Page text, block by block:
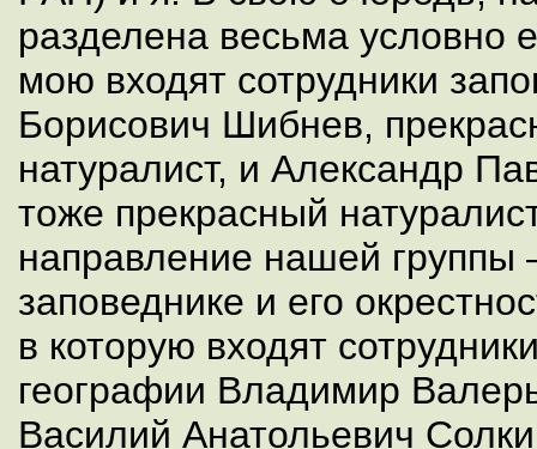
разделена весьма условно
мою входят сотрудники
Борисович Шибнев,
натуралист, и Александр
тоже прекрасный
направление нашей
заповеднике и его
в которую входят
географии Владимир
Василий Анатольевич